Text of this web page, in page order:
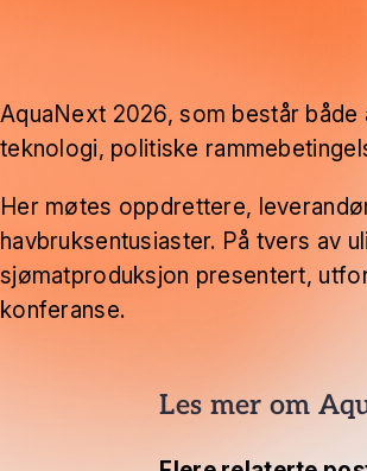
AquaNext 2026, som består
teknologi, politiske
Her møtes oppdrettere,
havbruksentusiaster. På tvers av
sjømatproduksjon presentert,
konferanse.
Les mer om